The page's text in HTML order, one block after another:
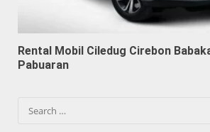
Rental Mobil Ciledug Cirebon
Pabuaran
Search